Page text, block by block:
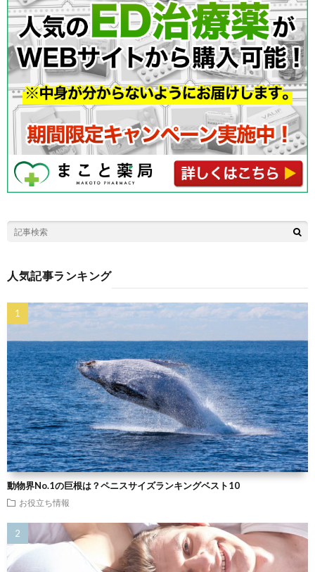
人気記事ランキング
動物界No.1の巨根は？ペニスサイズランキングベスト10
お役立ち情報